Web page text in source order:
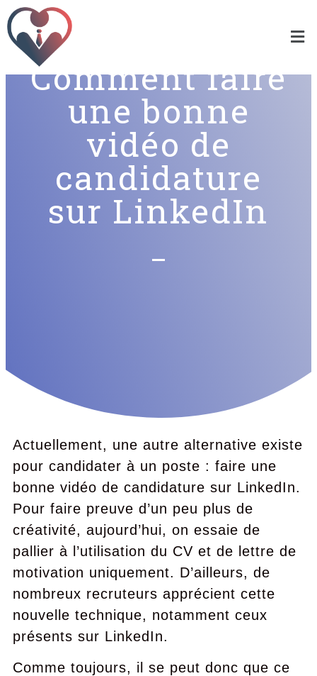
Comment faire
une bonne
vidéo de
candidature
sur LinkedIn
Actuellement, une autre alternative existe
pour candidater à un poste : faire une
bonne vidéo de candidature sur LinkedIn.
Pour faire preuve d’un peu plus de
créativité, aujourd’hui, on essaie de
pallier à l’utilisation du CV et de lettre de
motivation uniquement. D’ailleurs, de
nombreux recruteurs apprécient cette
nouvelle technique, notamment ceux
présents sur LinkedIn.
Comme toujours, il se peut donc que ce